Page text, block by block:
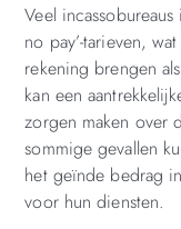
Veel
no pay’-tarieven,
rekening brengen
kan een
zorgen maken over
sommige gevallen
het geïnde bedrag
voor hun diensten.